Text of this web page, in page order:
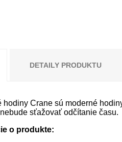
DETAILY PRODUKTU
hodiny Crane sú moderné
sťažovať odčítanie času.
o produkte: